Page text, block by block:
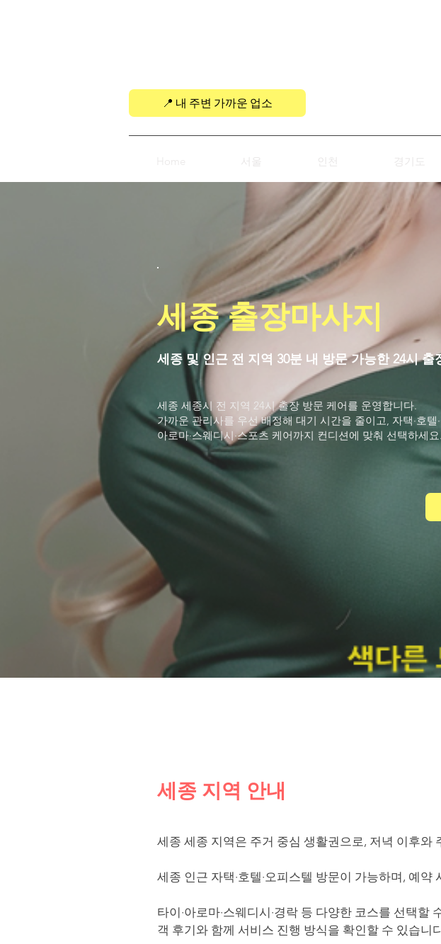
📍 내 주변 가까운 업소
Home 서울 인천 경기도
세종 출장마사지
세종 및 인근 전 지역 30분 내 방문 가능한 24시 출
세종 세종시 전 지역 24시 출장 방문 케어를 운영합니다.
가까운 관리사를 우선 배정해 대기 시간을 줄이고, 자택·호
아로마·스웨디시·스포츠 케어까지 컨디션에 맞춰 선택하세요.
세종 지역 안내
세종 세종 지역은 주거 중심 생활권으로, 저녁 이후와
세종 인근 자택·호텔·오피스텔 방문이 가능하며, 예
타이·아로마·스웨디시·경락 등 다양한 코스를 선택
객 후기와 함께 서비스 진행 방식을 확인할 수 있습니